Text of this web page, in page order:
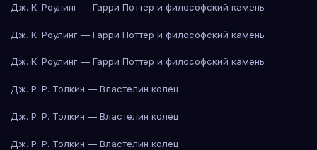
Дж. К. Роулинг — Гарри Поттер и философский камень
Дж. К. Роулинг — Гарри Поттер и философский камень
Дж. К. Роулинг — Гарри Поттер и философский камень
Дж. Р. Р. Толкин — Властелин колец
Дж. Р. Р. Толкин — Властелин колец
Дж. Р. Р. Толкин — Властелин колец